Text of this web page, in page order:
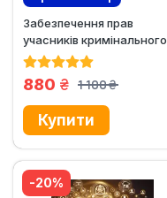
Ексклюзив Новинка!
Забезпечення прав
учасників кримінального
провадження під час...
1 100
грн.
880 грн.
-20%